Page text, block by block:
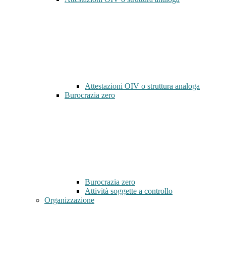
Attestazioni OIV o struttura analoga
Burocrazia zero
Burocrazia zero
Attività soggette a controllo
Organizzazione